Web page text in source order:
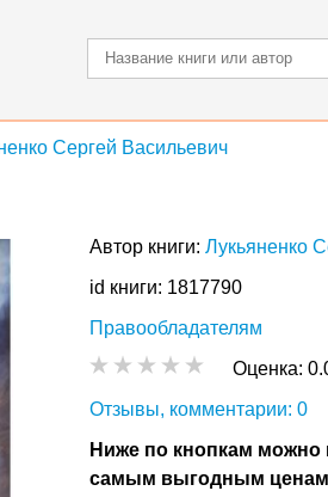
Сергей Васильевич
Автор книги: Лукьяненко
id книги: 1817790
Правообладателям
Оценка:
Отзывы, комментарии: 0
Ниже по кнопкам можно
самым выгодным ценам